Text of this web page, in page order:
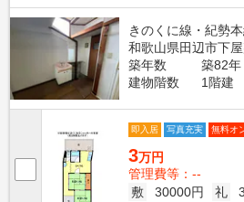
きのくに線・紀勢
和歌山県田辺市下
築年数
築82年
建物階数
1階建
即入居 写真充実 無料オ
3万円
管理費等：--
敷
30000円 礼